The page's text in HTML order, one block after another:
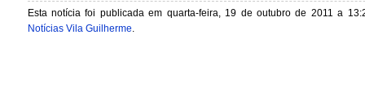
Esta notícia foi publicada em quarta-feira, 19 de outubro de 2011 a
Notícias Vila Guilherme.